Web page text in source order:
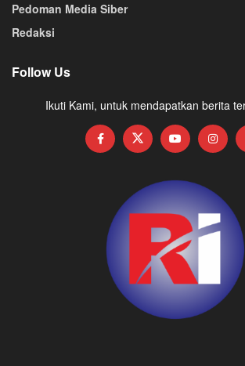
Pedoman Media Siber
Redaksi
Follow Us
Ikuti Kami, untuk mendapatkan berita